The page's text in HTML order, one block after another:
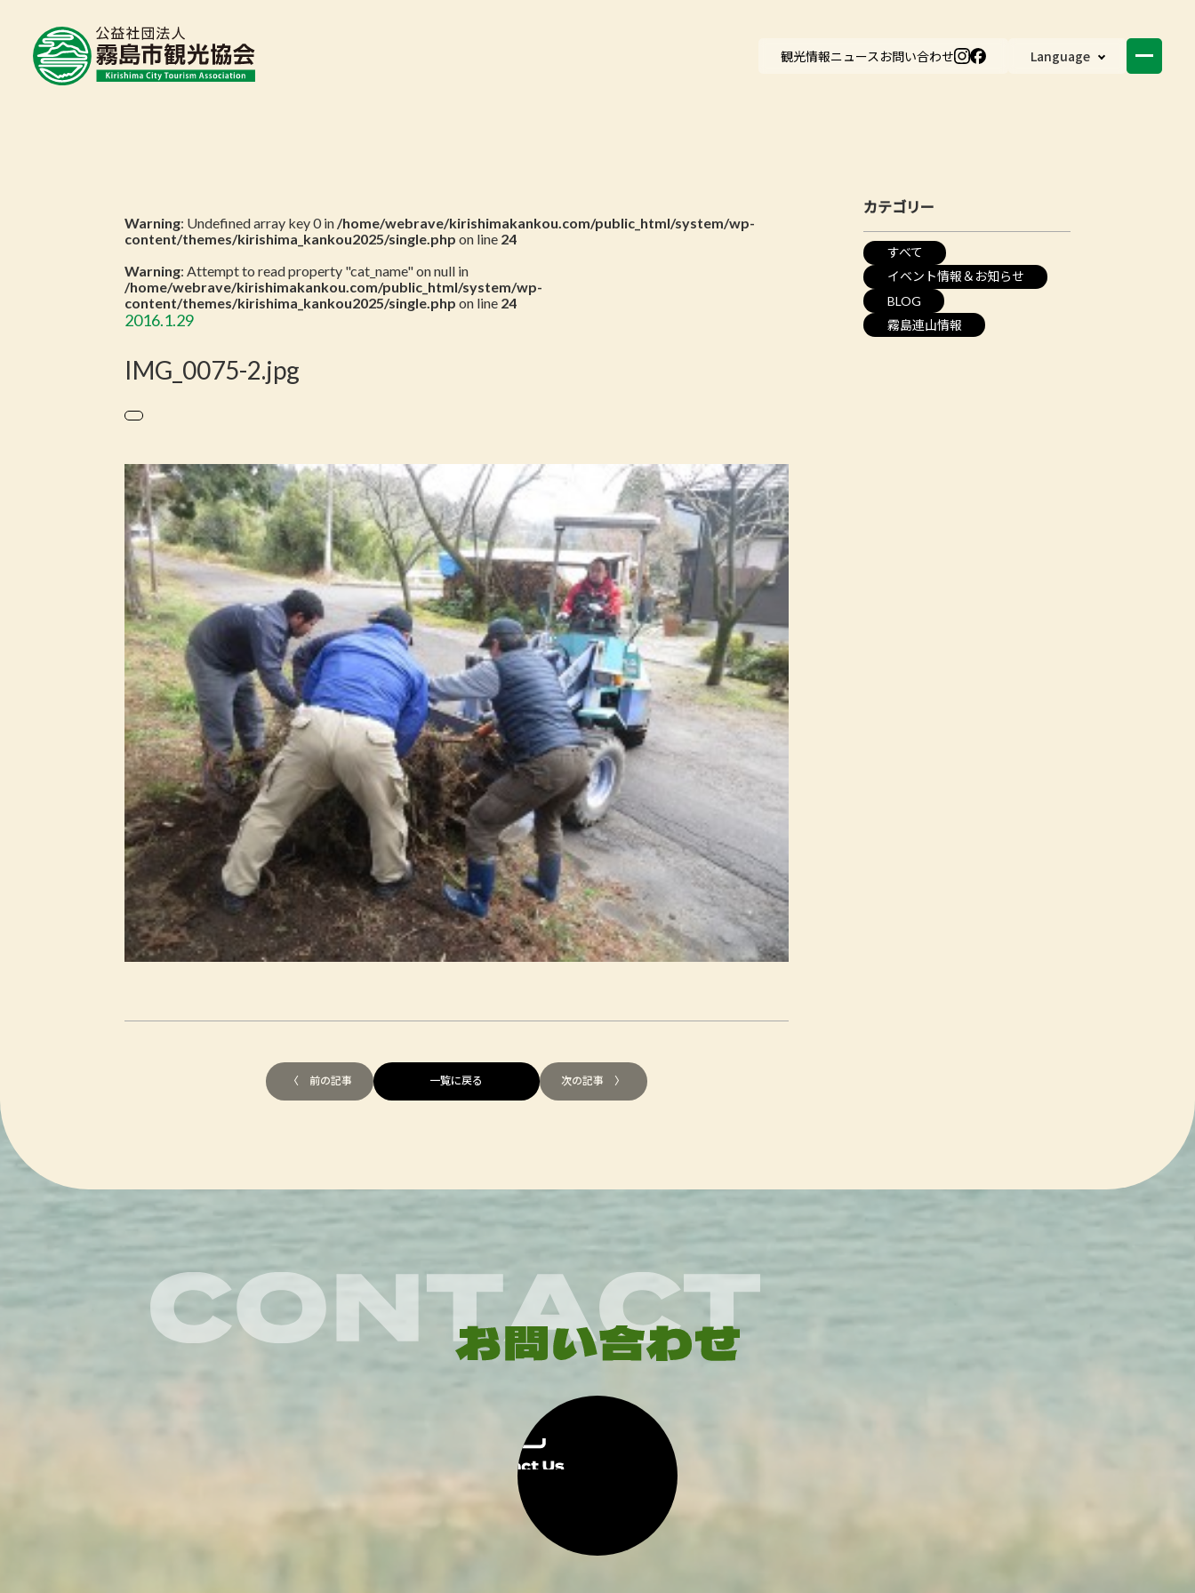
観光情報ニュース お問い合わせ Language
Warning: Undefined array key 0 in/home/webrave/kirishimakankou.com/public_html/system/wp-
content/themes/kirishima_kankou2025/single.php on line 24
Warning: Attempt to read property "cat_name" on null in
/home/webrave/kirishimakankou.com/public_html/system/wp-
content/themes/kirishima_kankou2025/single.php on line 24
2016.1.29
IMG_0075-2.jpg
〈 前の記事 一覧に戻る 次の記事 〉
カテゴリー
すべて
イベント情報＆お知らせ
BLOG
霧島連山情報